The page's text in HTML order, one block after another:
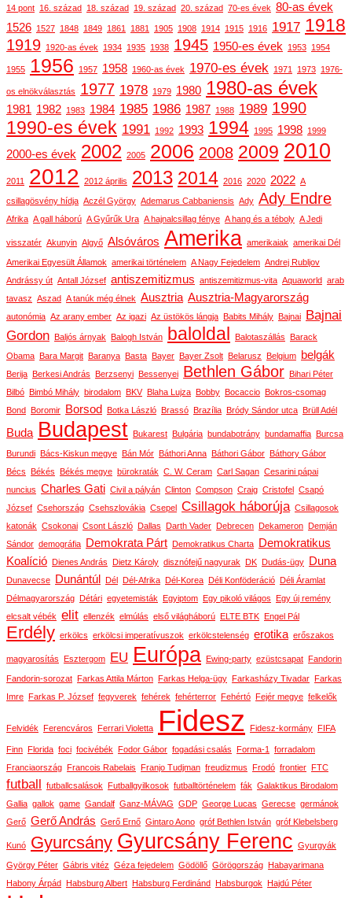
14 pont 16. század 18. század 19. század 20. század 70-es évek 80-as évek
1526 1527 1848 1849 1861 1881 1905 1908 1914 1915 1916 1917 1918
1919 1920-as évek 1934 1935 1938 1945 1950-es évek 1953 1954
1955 1956 1957 1958 1960-as évek 1970-es évek 1971 1973 1976-
os elnökválasztás 1977 1978 1979 1980 1980-as évek
1981 1982 1983 1984 1985 1986 1987 1988 1989 1990
1990-es évek 1991 1992 1993 1994 1995 1998 1999
2000-es évek 2002 2005 2006 2008 2009 2010
2011 2012 2012 április 2013 2014 2016 2020 2022 A
csillagösvény hídja Aczél György Ademarus Cabbaniensis Ady Ady Endre
Afrika A gall háború A Gyűrűk Ura A hajnalcsillag fénye A hang és a téboly A Jedi
visszatér Akunyin Algyő Alsóváros Amerika amerikaiak amerikai Dél
Amerikai Egyesült Államok amerikai történelem A Nagy Fejedelem Andrej Rubljov
Andrássy út Antall József antiszemitizmus antiszemitizmus-vita Aquaworld arab
tavasz Aszad A tanúk még élnek Ausztria Ausztria-Magyarország
autonómia Az arany ember Az igazi Az üstökös lángja Babits Mihály Bajnai Bajnai
Gordon Baljós árnyak Balogh István baloldal Balotaszállás Barack
Obama Bara Margit Baranya Basta Bayer Bayer Zsolt Belarusz Belgium belgák
Berija Berkesi András Berzsenyi Bessenyei Bethlen Gábor Bihari Péter
Bilbó Bimbó Mihály birodalom BKV Blaha Lujza Bobby Bocaccio Bokros-csomag
Bond Boromir Borsod Botka László Brassó Brazília Bródy Sándor utca Brüll Adél
Buda Budapest Bukarest Bulgária bundabotrány bundamaffia Burcsa
Burundi Bács-Kiskun megye Bán Mór Báthori Anna Báthori Gábor Báthory Gábor
Bécs Békés Békés megye bürokraták C. W. Ceram Carl Sagan Cesarini pápai
nuncius Charles Gati Civil a pályán Clinton Compson Craig Cristofel Csapó
József Csehország Csehszlovákia Csepel Csillagok háborúja Csillagosok
katonák Csokonai Csont László Dallas Darth Vader Debrecen Dekameron Demján
Sándor demográfia Demokrata Párt Demokratikus Charta
Demokratikus
Koalíció Dienes András Dietz Károly disznófejű nagyurak DK Dudás-ügy Duna
Dunavecse Dunántúl Dél Dél-Afrika Dél-Korea Déli Konföderáció Déli Áramlat
Délmagyarország Détári egyetemisták Egyiptom Egy pikoló világos Egy új remény
elcsalt vébék elit ellenzék elmúlás első világháború ELTE BTK Engel Pál
Erdély erkölcs erkölcsi imperatívuszok erkölcstelenség erotika erőszakos
magyarosítás Esztergom EU Európa Ewing-party ezüstcsapat Fandorin
Fandorin-sorozat Farkas Attila Márton Farkas Helga-ügy Farkasházy Tivadar Farkas
Imre Farkas P. József fegyverek fehérek fehérterror Fehértó Fejér megye felkelők
Felvidék Ferencváros Ferrari Violetta Fidesz Fidesz-kormány FIFA
Finn Florida foci focivébék Fodor Gábor fogadási csalás Forma-1
forradalom
Franciaország Francois Rabelais Franjo Tudjman freudizmus Frodó frontier FTC
futball futballcsalások Futballgyilkosok futballtörténelem fák Galaktikus Birodalom
Gallia gallok game Gandalf Ganz-MÁVAG GDP George Lucas Gerecse germánok
Gerő Gerő András Gerő Ernő Gintaro Aono gróf Bethlen István gróf Klebelsberg
Kunó Gyurcsány Gyurcsány Ferenc Gyurgyák
György Péter Gábris vitéz Géza fejedelem Gödöllő Görögország Habayarimana
Habony Árpád Habsburg Albert Habsburg Ferdinánd Habsburgok Hajdú Péter